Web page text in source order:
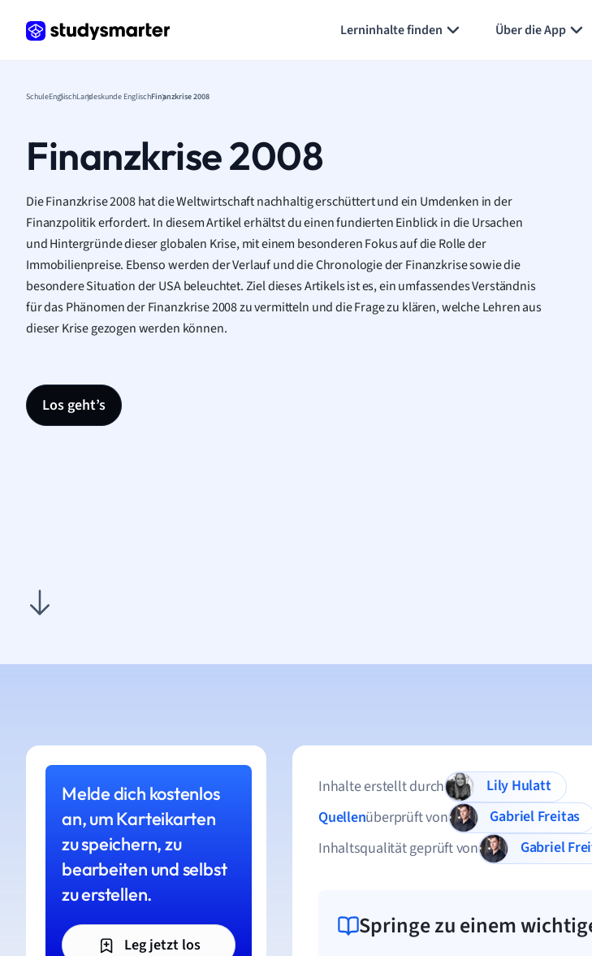
Lerninhalte finden Über die App
SchuleEnglischLandeskunde EnglischFinanzkrise 2008
Finanzkrise 2008
Die Finanzkrise 2008 hat die Weltwirtschaft nachhaltig erschüttert und ein Umdenken in der
Finanzpolitik erfordert. In diesem Artikel erhältst du einen fundierten Einblick in die Ursachen
und Hintergründe dieser globalen Krise, mit einem besonderen Fokus auf die Rolle der
Immobilienpreise. Ebenso werden der Verlauf und die Chronologie der Finanzkrise sowie die
besondere Situation der USA beleuchtet. Ziel dieses Artikels ist es, ein umfassendes Verständnis
für das Phänomen der Finanzkrise 2008 zu vermitteln und die Frage zu klären, welche Lehren aus
dieser Krise gezogen werden können.
Los geht’s
Melde dich kostenlos
an, um Karteikarten
zu speichern, zu
bearbeiten und selbst
zu erstellen.
Leg jetzt los
Inhalte erstellt durch
Lily Hulatt
Quellenüberprüft von
Gabriel Freitas
Inhaltsqualität geprüft von
Gabriel
Springe zu einem